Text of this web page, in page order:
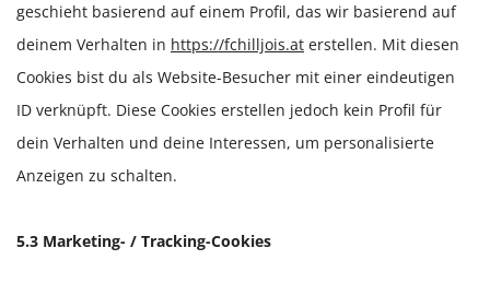
geschieht basierend auf einem Profil, das wir basierend auf
deinem Verhalten in https://fchilljois.at erstellen. Mit diesen
Cookies bist du als Website-Besucher mit einer eindeutigen
ID verknüpft. Diese Cookies erstellen jedoch kein Profil für
dein Verhalten und deine Interessen, um personalisierte
Anzeigen zu schalten.
5.3 Marketing- / Tracking-Cookies